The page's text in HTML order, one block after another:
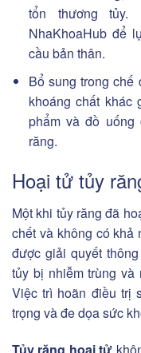
tổn thương tủy.
NhaKhoaHub để
cầu bản thân.
Bổ sung trong
khoáng chất khác
phẩm và đồ
răng.
Hoại tử tủy
Một khi tủy răng đã
chết và không có khả
được giải quyết
tủy bị nhiễm trùng
Việc trì hoãn điều trị
trọng và đe dọa sức
Tủy răng hoại tử